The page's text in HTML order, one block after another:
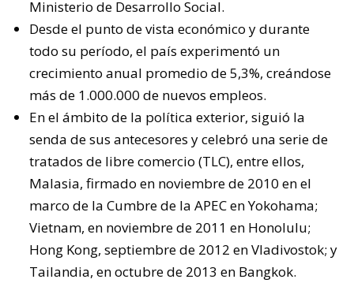
Ministerio de Desarrollo Social.
Desde el punto de vista económico y durante
todo su período, el país experimentó un
crecimiento anual promedio de 5,3%, creándose
más de 1.000.000 de nuevos empleos.
En el ámbito de la política exterior, siguió la
senda de sus antecesores y celebró una serie de
tratados de libre comercio (TLC), entre ellos,
Malasia, firmado en noviembre de 2010 en el
marco de la Cumbre de la APEC en Yokohama;
Vietnam, en noviembre de 2011 en Honolulu;
Hong Kong, septiembre de 2012 en Vladivostok; y
Tailandia, en octubre de 2013 en Bangkok.